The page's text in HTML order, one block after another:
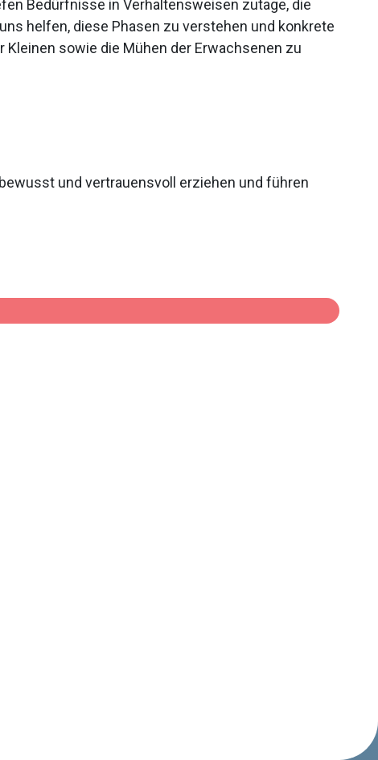
Bedürfnisse in Verhaltensweisen zutage, die
helfen, diese Phasen zu verstehen und konkrete
sowie die Mühen der Erwachsenen zu
und vertrauensvoll erziehen und führen